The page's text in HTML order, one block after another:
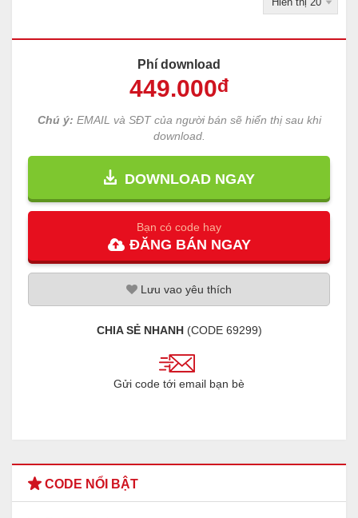
Phí download
449.000đ
Chú ý: EMAIL và SĐT của người bán sẽ hiển thị sau khi
download.
DOWNLOAD NGAY
Bạn có code hay
ĐĂNG BÁN NGAY
Lưu vao yêu thích
CHIA SẺ NHANH(CODE 69299)
Gửi code tới email bạn bè
CODE NỔI BẬT